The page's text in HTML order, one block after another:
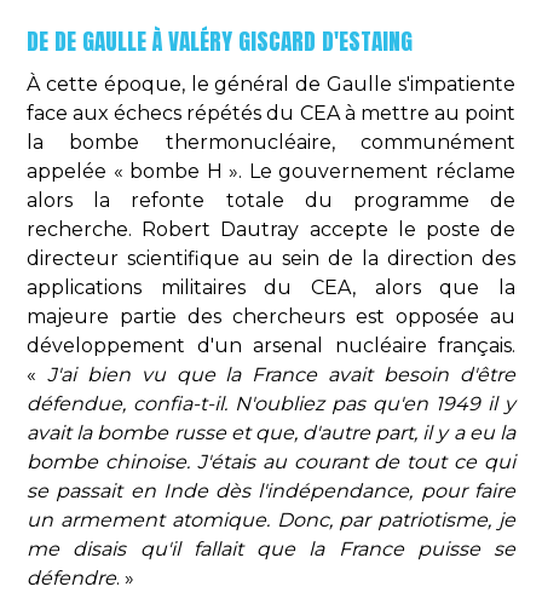
DE DE GAULLE À VALÉRY GISCARD D'ESTAING
À cette époque, le général de Gaulle s'impatiente
face aux échecs répétés du CEA à mettre au point
la bombe thermonucléaire, communément
appelée « bombe H ». Le gouvernement réclame
alors la refonte totale du programme de
recherche. Robert Dautray accepte le poste de
directeur scientifique au sein de la direction des
applications militaires du CEA, alors que la
majeure partie des chercheurs est opposée au
développement d'un arsenal nucléaire français.
« J'ai bien vu que la France avait besoin d'être
défendue, confia-t-il. N'oubliez pas qu'en 1949 il y
avait la bombe russe et que, d'autre part, il y a eu la
bombe chinoise. J'étais au courant de tout ce qui
se passait en Inde dès l'indépendance, pour faire
un armement atomique. Donc, par patriotisme, je
me disais qu'il fallait que la France puisse se
défendre. »